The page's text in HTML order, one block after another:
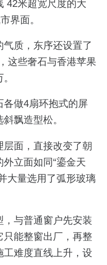
42米超宽尺度的大
界面。
质，东序还设置了
这些奢石与香港苹果
各做4扇环抱式的屏
飘造型松。
面，直接改变了朝
立面如同“鎏金天
大量选用了弧形玻璃
与普通窗户先安装
只能整窗出厂，再整
难度直线上升，设